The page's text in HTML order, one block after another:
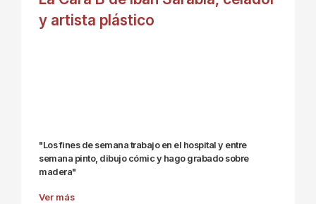
y artista plástico
"Los fines de semana trabajo en el hospital y entre
semana pinto, dibujo cómic y hago grabado sobre
madera"
Ver más